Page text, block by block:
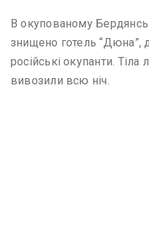
В окупованому
знищено готель “Дюна”,
російські окупанти.
вивозили всю ніч.